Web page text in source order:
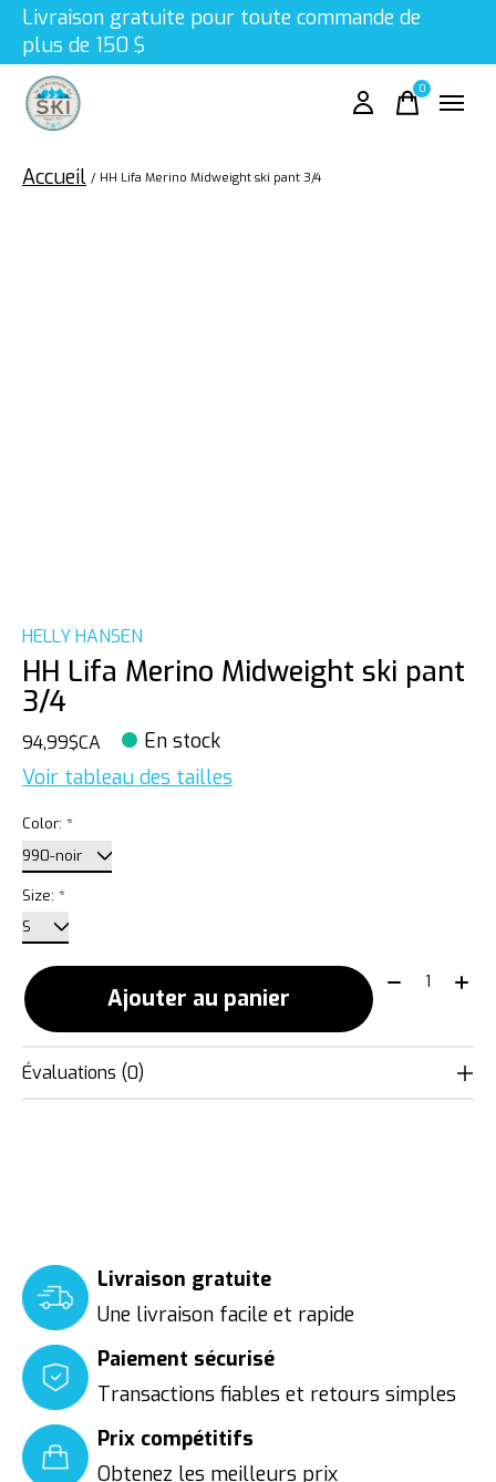
Livraison gratuite pour toute commande de
plus de 150 $
0items
Accueil / HH Lifa Merino Midweight ski pant 3/4
HELLY HANSEN
HH Lifa Merino Midweight ski pant
3/4
94,99$CA En stock
Voir tableau des tailles
Color: *
Size: *
Ajouter au panier
Quantité:
Évaluations (0)
Livraison gratuite
Une livraison facile et rapide
Paiement sécurisé
Transactions fiables et retours simples
Prix compétitifs
Obtenez les meilleurs prix